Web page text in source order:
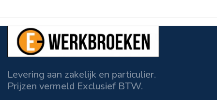
Levering aan zakelijk en particulier.
Prijzen vermeld Exclusief BTW.